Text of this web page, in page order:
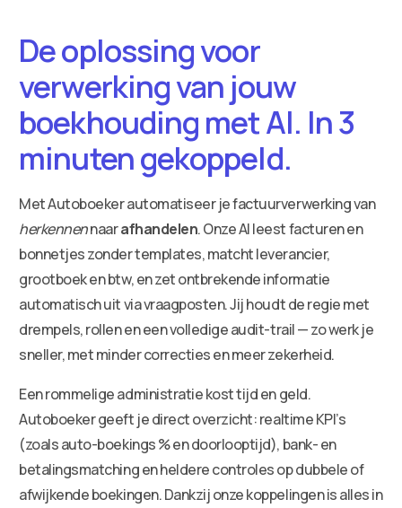
De oplossing voor
verwerking van jouw
boekhouding met AI. In 3
minuten gekoppeld.
Met Autoboeker automatiseer je factuurverwerking van
herkennennaarafhandelen. Onze AI leest facturen en
bonnetjes zonder templates, matcht leverancier,
grootboek en btw, en zet ontbrekende informatie
automatisch uit via vraagposten. Jij houdt de regie met
drempels, rollen en een volledige audit-trail — zo werk je
sneller, met minder correcties en meer zekerheid.
Een rommelige administratie kost tijd en geld.
Autoboeker geeft je direct overzicht: realtime KPI’s
(zoals auto-boekings % en doorlooptijd), bank- en
betalingsmatching en heldere controles op dubbele of
afwijkende boekingen. Dankzij onze koppelingen is alles in